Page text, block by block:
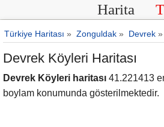
Harita
Türkiye Haritası » Zonguldak » Devrek »
Devrek Köyleri Haritası
Devrek Köyleri haritası 41.221413
boylam konumunda gösterilmektedir.